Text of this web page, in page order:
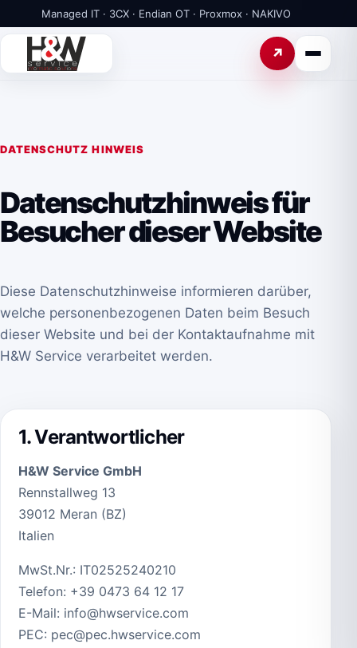
Managed IT · 3CX · Endian OT · Proxmox · NAKIVO
DATENSCHUTZ HINWEIS
Datenschutzhinweis für
Besucher dieser Website
Diese Datenschutzhinweise informieren darüber,
welche personenbezogenen Daten beim Besuch
dieser Website und bei der Kontaktaufnahme mit
H&W Service verarbeitet werden.
1. Verantwortlicher
H&W Service GmbH
Rennstallweg 13
39012 Meran (BZ)
Italien
MwSt.Nr.: IT02525240210
Telefon: +39 0473 64 12 17
E-Mail: info@hwservice.com
PEC: pec@pec.hwservice.com